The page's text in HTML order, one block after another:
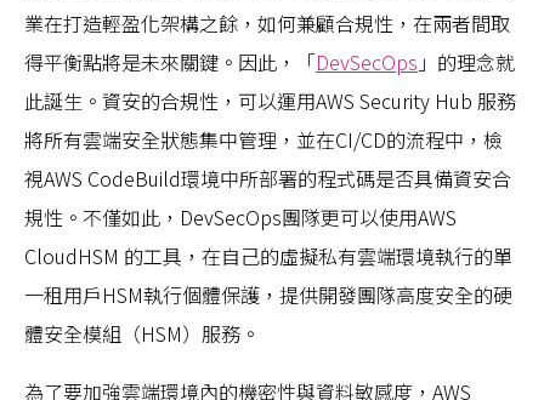
業在打造輕盈化架構之餘，如何兼顧合規性，在兩者間取
得平衡點將是未來關鍵。因此，「DevSecOps 」的理念就
此誕生。資安的合規性，可以運用AWS Security Hub 服務
將所有雲端安全狀態集中管理，並在CI/CD的流程中，檢
視AWS CodeBuild環境中所部署的程式碼是否具備資安合
規性。不僅如此，DevSecOps團隊更可以使用AWS
CloudHSM 的工具，在自己的虛擬私有雲端環境執行的單
一租用戶HSM執行個體保護，提供開發團隊高度安全的硬
體安全模組（HSM）服務。
為了要加強雲端環境內的機密性與資料敏感度，AWS